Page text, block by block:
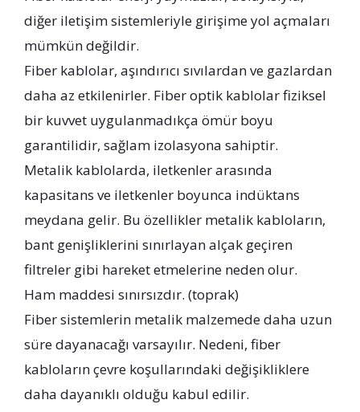
diğer iletişim sistemleriyle girişime yol açmaları
mümkün değildir.
Fiber kablolar, aşındırıcı sıvılardan ve gazlardan
daha az etkilenirler. Fiber optik kablolar fiziksel
bir kuvvet uygulanmadıkça ömür boyu
garantilidir, sağlam izolasyona sahiptir.
Metalik kablolarda, iletkenler arasında
kapasitans ve iletkenler boyunca indüktans
meydana gelir. Bu özellikler metalik kabloların,
bant genişliklerini sınırlayan alçak geçiren
filtreler gibi hareket etmelerine neden olur.
Ham maddesi sınırsızdır. (toprak)
Fiber sistemlerin metalik malzemede daha uzun
süre dayanacağı varsayılır. Nedeni, fiber
kabloların çevre koşullarındaki değişikliklere
daha dayanıklı olduğu kabul edilir.